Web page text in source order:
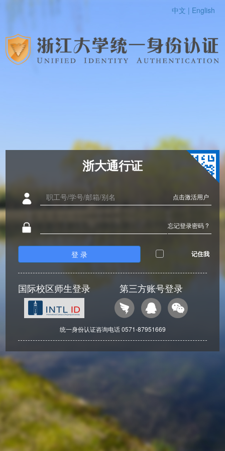
中文 | English
浙大通行证
点击激活用户
忘记登录密码 ?
登 录 记住我
国际校区师生登录 第三方账号登录
统一身份认证咨询电话 0571-87951669